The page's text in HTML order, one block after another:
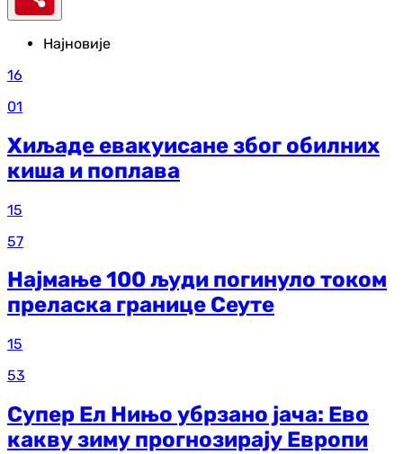
Најновије
16
01
Хиљаде евакуисане због обилних
киша и поплава
15
57
Најмање 100 људи погинуло током
преласка границе Сеуте
15
53
Супер Ел Нињо убрзано јача: Ево
какву зиму прогнозирају Европи